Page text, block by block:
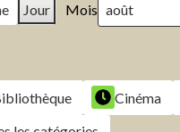
Jour Mois
Cinéma